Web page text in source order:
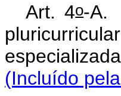
Art. 4o-A.
(Incluído